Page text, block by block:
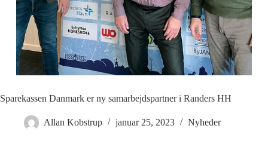
Sparekassen Danmark er ny samarbejdspartner i Randers HH
Allan Kobstrup januar 25, 2023 Nyheder